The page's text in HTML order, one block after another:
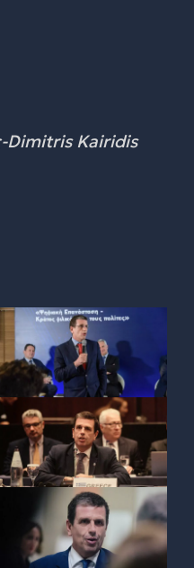
Dimitris Kairidis